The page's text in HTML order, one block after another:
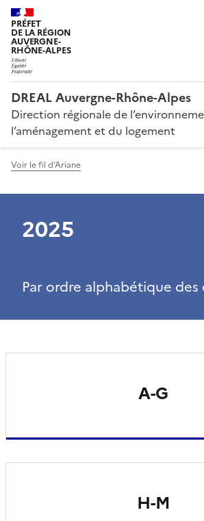
PRÉFET
DE LA RÉGION
AUVERGNE-
RHÔNE-ALPES
DREAL Auvergne-Rhône-Alpes
Direction régionale de
l’aménagement et du logement
Voir le fil d'Ariane
2025
Par ordre alphabétique
A-G
H-M